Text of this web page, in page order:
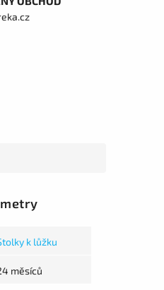
k lůžku
měsíců